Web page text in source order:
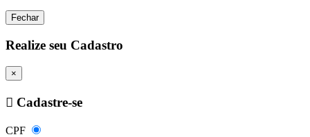
Fechar
Realize seu Cadastro
×
Cadastre-se
CPF